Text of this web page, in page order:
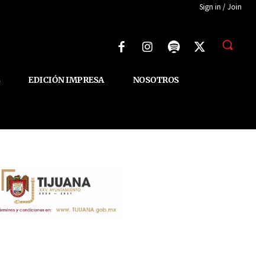
Sign in / Join
EDICIÓN IMPRESA NOSOTROS